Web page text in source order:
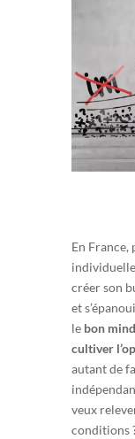
En France,
créer son
et
le bon
cultiver
autant de
veux
conditions